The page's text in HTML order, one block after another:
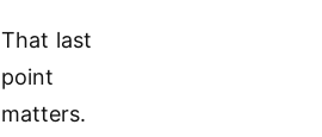
That last
point
matters.